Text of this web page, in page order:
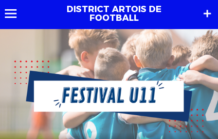
DISTRICT ARTOIS DE
FOOTBALL